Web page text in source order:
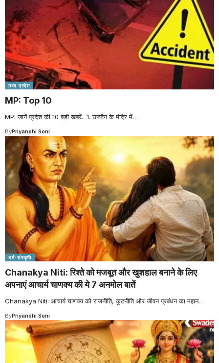
मध्य प्रदेश
MP: Top 10
MP: जानें प्रदेश की 10 बड़ी खबरें.. 1. उज्जैन के मंदिर में…
ByPriyanshi Soni
धर्म-संस्कृति
Chanakya Niti: रिश्ते को मजबूत और खुशहाल बनाने के लिए
अपनाएं आचार्य चाणक्य की ये 7 अनमोल बातें
Chanakya Niti: आचार्य चाणक्य को राजनीति, कूटनीति और जीवन प्रबंधन का महान…
ByPriyanshi Soni